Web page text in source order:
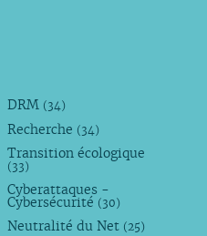
DRM (34)
Recherche (34)
Transition écologique
(33)
Cyberattaques -
Cybersécurité (30)
Neutralité du Net (25)